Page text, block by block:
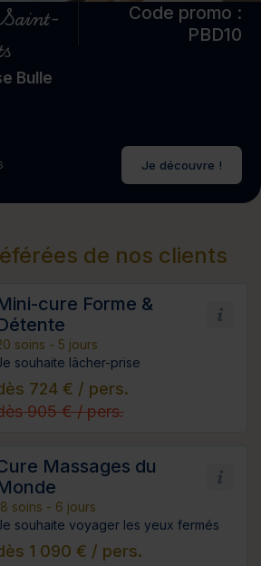
Bulle
Code promo :
PBD10
Je découvre !
de nos clients
cure Forme &
soins - 5 jours
souhaite lâcher-prise
724 € / pers.
905 € / pers.
Massages du
soins - 6 jours
souhaite voyager les yeux fermés
1 090 € / pers.